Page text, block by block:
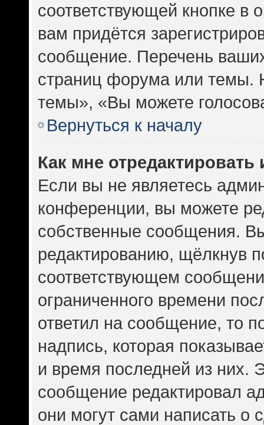
соответствующей кнопке
вам придётся
сообщение. Перечень
страниц форума или темы.
темы», «Вы можете
Вернуться к началу
Как мне
Если вы не являетесь
конференции, вы можете
собственные сообщения.
редактированию, щёлкнув
соответствующем
ограниченного времени
ответил на сообщение, то
надпись, которая
и время последней из них.
сообщение редактировал
они могут сами написать о